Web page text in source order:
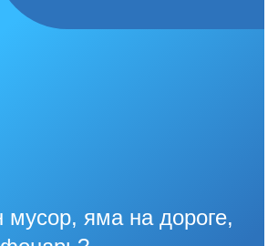
мусор, яма на дороге,